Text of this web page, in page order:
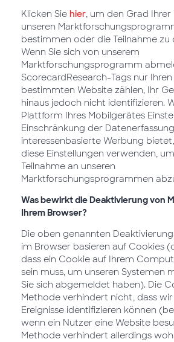
Klicken Sie hier, um den Grad Ihrer
unseren
bestimmen oder die Teilnahme zu
Wenn Sie sich von unserem
Marktforschungsprogramm
ScorecardResearch-Tags nur
bestimmten Website zählen, Ihr
hinaus jedoch nicht identifizieren.
Plattform Ihres Mobilgerätes
Einschränkung der
interessenbasierte Werbung
diese Einstellungen verwenden,
Teilnahme an unseren
Marktforschungsprogrammen
Was bewirkt die Deaktivierung von
Ihrem Browser?
Die oben genannten
im Browser basieren auf Cookies
dass ein Cookie auf Ihrem
sein muss, um unseren Systemen
Sie sich abgemeldet haben). Die
Methode verhindert nicht, dass
Ereignisse identifizieren können
wenn ein Nutzer eine Website
Methode verhindert allerdings